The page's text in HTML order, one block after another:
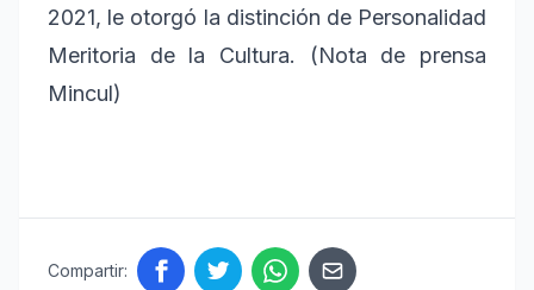
2021, le otorgó la distinción de Personalidad
Meritoria de la Cultura. (Nota de prensa
Mincul)
Compartir: